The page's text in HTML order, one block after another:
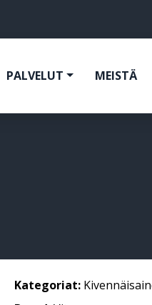
PALVELUT MEISTÄ
Kategoriat: